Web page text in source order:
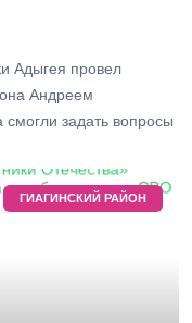
Адыгея провел
Андреем
задать вопросы
ГИАГИНСКИЙ РАЙОН